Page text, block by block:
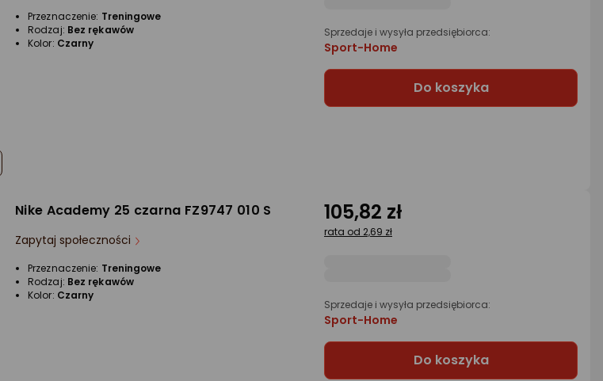
Przeznaczenie: Treningowe
Rodzaj: Bez rękawów
Kolor: Czarny
Sprzedaje i wysyła przedsiębiorca:
Sport-Home
Do koszyka
Nike Academy 25 czarna FZ9747 010 S
Zapytaj społeczności
Przeznaczenie: Treningowe
Rodzaj: Bez rękawów
Kolor: Czarny
105,82 zł
rata od 2,69 zł
Sprzedaje i wysyła przedsiębiorca:
Sport-Home
Do koszyka